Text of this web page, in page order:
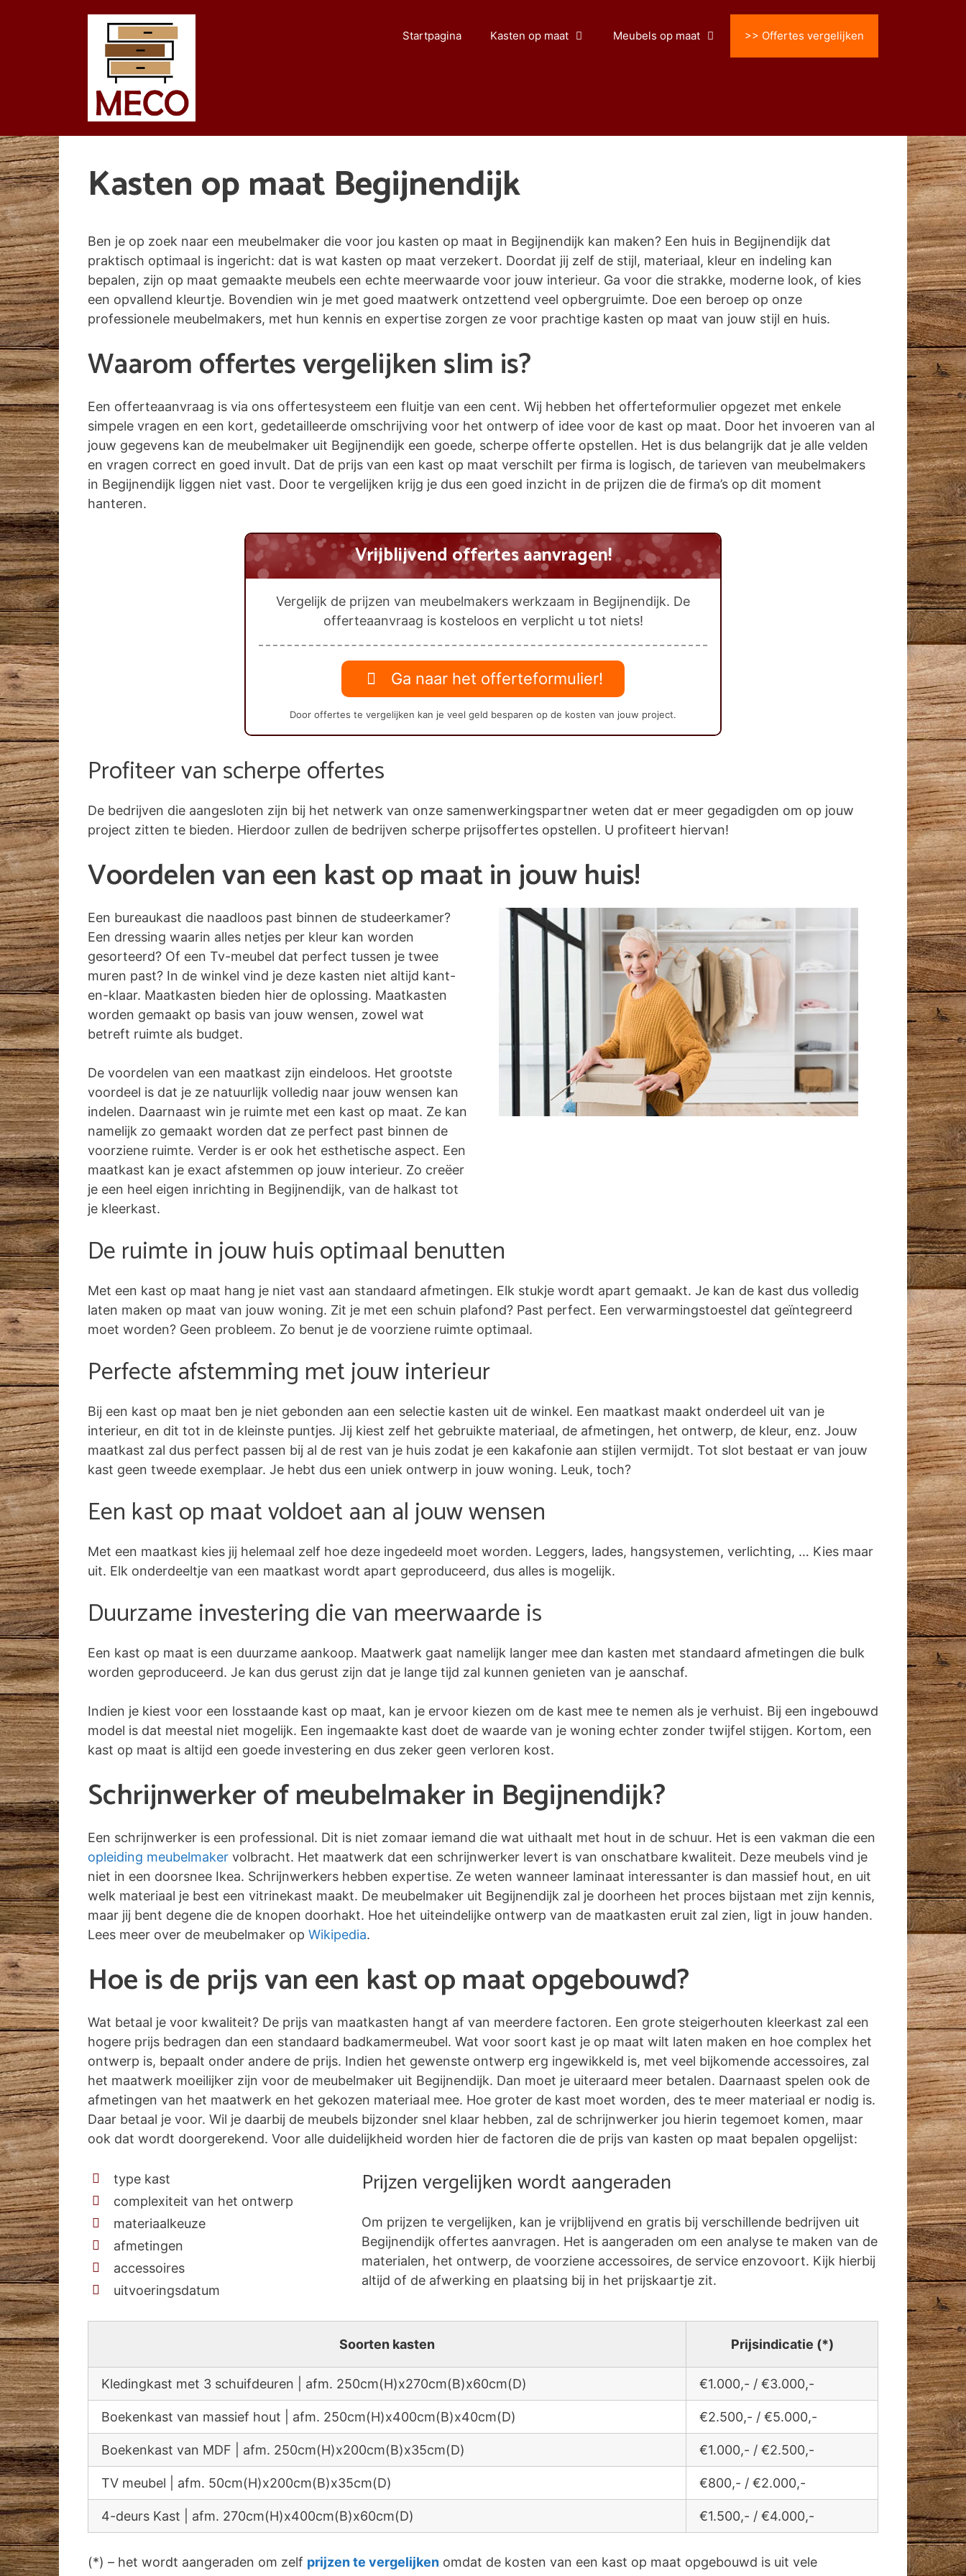
Startpagina Kasten op maat Meubels op maat >> Offertes vergelijken
Kasten op maat Begijnendijk
Ben je op zoek naar een meubelmaker die voor jou kasten op maat in Begijnendijk kan maken? Een huis in Begijnendijk dat
praktisch optimaal is ingericht: dat is wat kasten op maat verzekert. Doordat jij zelf de stijl, materiaal, kleur en indeling kan
bepalen, zijn op maat gemaakte meubels een echte meerwaarde voor jouw interieur. Ga voor die strakke, moderne look, of kies
een opvallend kleurtje. Bovendien win je met goed maatwerk ontzettend veel opbergruimte. Doe een beroep op onze
professionele meubelmakers, met hun kennis en expertise zorgen ze voor prachtige kasten op maat van jouw stijl en huis.
Waarom offertes vergelijken slim is?
Een offerteaanvraag is via ons offertesysteem een fluitje van een cent. Wij hebben het offerteformulier opgezet met enkele
simpele vragen en een kort, gedetailleerde omschrijving voor het ontwerp of idee voor de kast op maat. Door het invoeren van al
jouw gegevens kan de meubelmaker uit Begijnendijk een goede, scherpe offerte opstellen. Het is dus belangrijk dat je alle velden
en vragen correct en goed invult. Dat de prijs van een kast op maat verschilt per firma is logisch, de tarieven van meubelmakers
in Begijnendijk liggen niet vast. Door te vergelijken krijg je dus een goed inzicht in de prijzen die de firma’s op dit moment
hanteren.
Vrijblijvend offertes aanvragen!
Vergelijk de prijzen van meubelmakers werkzaam in Begijnendijk. De
offerteaanvraag is kosteloos en verplicht u tot niets!
Ga naar het offerteformulier!
Door offertes te vergelijken kan je veel geld besparen op de kosten van jouw project.
Profiteer van scherpe offertes
De bedrijven die aangesloten zijn bij het netwerk van onze samenwerkingspartner weten dat er meer gegadigden om op jouw
project zitten te bieden. Hierdoor zullen de bedrijven scherpe prijsoffertes opstellen. U profiteert hiervan!
Voordelen van een kast op maat in jouw huis!
Een bureaukast die naadloos past binnen de studeerkamer?
Een dressing waarin alles netjes per kleur kan worden
gesorteerd? Of een Tv-meubel dat perfect tussen je twee
muren past? In de winkel vind je deze kasten niet altijd kant-
en-klaar. Maatkasten bieden hier de oplossing. Maatkasten
worden gemaakt op basis van jouw wensen, zowel wat
betreft ruimte als budget.
De voordelen van een maatkast zijn eindeloos. Het grootste
voordeel is dat je ze natuurlijk volledig naar jouw wensen kan
indelen. Daarnaast win je ruimte met een kast op maat. Ze kan
namelijk zo gemaakt worden dat ze perfect past binnen de
voorziene ruimte. Verder is er ook het esthetische aspect. Een
maatkast kan je exact afstemmen op jouw interieur. Zo creëer
je een heel eigen inrichting in Begijnendijk, van de halkast tot
je kleerkast.
De ruimte in jouw huis optimaal benutten
Met een kast op maat hang je niet vast aan standaard afmetingen. Elk stukje wordt apart gemaakt. Je kan de kast dus volledig
laten maken op maat van jouw woning. Zit je met een schuin plafond? Past perfect. Een verwarmingstoestel dat geïntegreerd
moet worden? Geen probleem. Zo benut je de voorziene ruimte optimaal.
Perfecte afstemming met jouw interieur
Bij een kast op maat ben je niet gebonden aan een selectie kasten uit de winkel. Een maatkast maakt onderdeel uit van je
interieur, en dit tot in de kleinste puntjes. Jij kiest zelf het gebruikte materiaal, de afmetingen, het ontwerp, de kleur, enz. Jouw
maatkast zal dus perfect passen bij al de rest van je huis zodat je een kakafonie aan stijlen vermijdt. Tot slot bestaat er van jouw
kast geen tweede exemplaar. Je hebt dus een uniek ontwerp in jouw woning. Leuk, toch?
Een kast op maat voldoet aan al jouw wensen
Met een maatkast kies jij helemaal zelf hoe deze ingedeeld moet worden. Leggers, lades, hangsystemen, verlichting, … Kies maar
uit. Elk onderdeeltje van een maatkast wordt apart geproduceerd, dus alles is mogelijk.
Duurzame investering die van meerwaarde is
Een kast op maat is een duurzame aankoop. Maatwerk gaat namelijk langer mee dan kasten met standaard afmetingen die bulk
worden geproduceerd. Je kan dus gerust zijn dat je lange tijd zal kunnen genieten van je aanschaf.
Indien je kiest voor een losstaande kast op maat, kan je ervoor kiezen om de kast mee te nemen als je verhuist. Bij een ingebouwd
model is dat meestal niet mogelijk. Een ingemaakte kast doet de waarde van je woning echter zonder twijfel stijgen. Kortom, een
kast op maat is altijd een goede investering en dus zeker geen verloren kost.
Schrijnwerker of meubelmaker in Begijnendijk?
Een schrijnwerker is een professional. Dit is niet zomaar iemand die wat uithaalt met hout in de schuur. Het is een vakman die een
opleiding meubelmaker volbracht. Het maatwerk dat een schrijnwerker levert is van onschatbare kwaliteit. Deze meubels vind je
niet in een doorsnee Ikea. Schrijnwerkers hebben expertise. Ze weten wanneer laminaat interessanter is dan massief hout, en uit
welk materiaal je best een vitrinekast maakt. De meubelmaker uit Begijnendijk zal je doorheen het proces bijstaan met zijn kennis,
maar jij bent degene die de knopen doorhakt. Hoe het uiteindelijke ontwerp van de maatkasten eruit zal zien, ligt in jouw handen.
Lees meer over de meubelmaker op Wikipedia.
Hoe is de prijs van een kast op maat opgebouwd?
Wat betaal je voor kwaliteit? De prijs van maatkasten hangt af van meerdere factoren. Een grote steigerhouten kleerkast zal een
hogere prijs bedragen dan een standaard badkamermeubel. Wat voor soort kast je op maat wilt laten maken en hoe complex het
ontwerp is, bepaalt onder andere de prijs. Indien het gewenste ontwerp erg ingewikkeld is, met veel bijkomende accessoires, zal
het maatwerk moeilijker zijn voor de meubelmaker uit Begijnendijk. Dan moet je uiteraard meer betalen. Daarnaast spelen ook de
afmetingen van het maatwerk en het gekozen materiaal mee. Hoe groter de kast moet worden, des te meer materiaal er nodig is.
Daar betaal je voor. Wil je daarbij de meubels bijzonder snel klaar hebben, zal de schrijnwerker jou hierin tegemoet komen, maar
ook dat wordt doorgerekend. Voor alle duidelijkheid worden hier de factoren die de prijs van kasten op maat bepalen opgelijst:
type kast
complexiteit van het ontwerp
materiaalkeuze
afmetingen
accessoires
uitvoeringsdatum
Prijzen vergelijken wordt aangeraden
Om prijzen te vergelijken, kan je vrijblijvend en gratis bij verschillende bedrijven uit
Begijnendijk offertes aanvragen. Het is aangeraden om een analyse te maken van de
materialen, het ontwerp, de voorziene accessoires, de service enzovoort. Kijk hierbij
altijd of de afwerking en plaatsing bij in het prijskaartje zit.
Soorten kasten Prijsindicatie (*)
Kledingkast met 3 schuifdeuren | afm. 250cm(H)x270cm(B)x60cm(D) €1.000,- / €3.000,-
Boekenkast van massief hout | afm. 250cm(H)x400cm(B)x40cm(D) €2.500,- / €5.000,-
Boekenkast van MDF | afm. 250cm(H)x200cm(B)x35cm(D) €1.000,- / €2.500,-
TV meubel | afm. 50cm(H)x200cm(B)x35cm(D) €800,- / €2.000,-
4-deurs Kast | afm. 270cm(H)x400cm(B)x60cm(D) €1.500,- / €4.000,-
(*) – het wordt aangeraden om zelf prijzen te vergelijken omdat de kosten van een kast op maat opgebouwd is uit vele